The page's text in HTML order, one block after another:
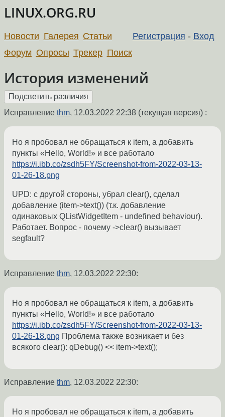
LINUX.ORG.RU
Регистрация - Вход
Новости Галерея Статьи
Форум Опросы Трекер Поиск
История изменений
Исправление thm, 12.03.2022 22:38 (текущая версия) :
Но я пробовал не обращаться к item, а добавить
пункты «Hello, World!» и все работало
https://i.ibb.co/zsdh5FY/Screenshot-from-2022-03-13-
01-26-18.png
UPD: с другой стороны, убрал clear(), сделал
добавление (item->text()) (т.к. добавление
одинаковых QListWidgetItem - undefined behaviour).
Работает. Вопрос - почему ->clear() вызывает
segfault?
Исправление thm, 12.03.2022 22:30:
Но я пробовал не обращаться к item, а добавить
пункты «Hello, World!» и все работало
https://i.ibb.co/zsdh5FY/Screenshot-from-2022-03-13-
01-26-18.png Проблема также возникает и без
всякого clear(): qDebug() << item->text();
Исправление thm, 12.03.2022 22:30:
Но я пробовал не обращаться к item, а добавить